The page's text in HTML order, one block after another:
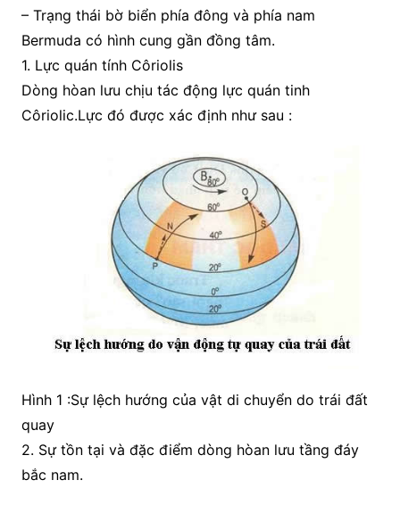
– Trạng thái bờ biển phía đông và phía nam
Bermuda có hình cung gần đồng tâm.
1. Lực quán tính Côriolis
Dòng hòan lưu chịu tác động lực quán tinh
Côriolic.Lực đó được xác định như sau :
Hình 1 :Sự lệch hướng của vật di chuyển do trái đất
quay
2. Sự tồn tại và đặc điểm dòng hòan lưu tầng đáy
bắc nam.